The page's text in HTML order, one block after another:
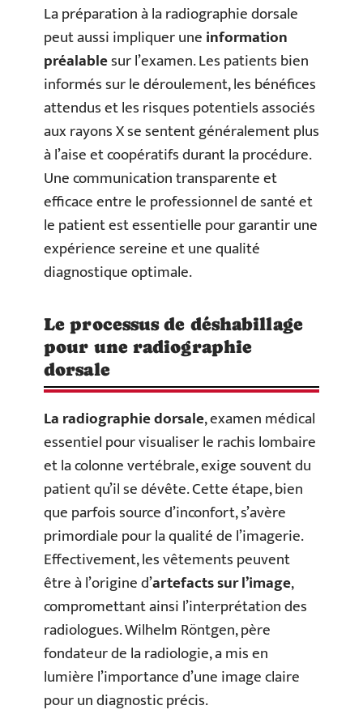
La préparation à la radiographie dorsale
peut aussi impliquer uneinformation
préalablesur l’examen. Les patients bien
informés sur le déroulement, les bénéfices
attendus et les risques potentiels associés
aux rayons X se sentent généralement plus
à l’aise et coopératifs durant la procédure.
Une communication transparente et
efficace entre le professionnel de santé et
le patient est essentielle pour garantir une
expérience sereine et une qualité
diagnostique optimale.
Le processus de déshabillage
pour une radiographie
dorsale
La radiographie dorsale, examen médical
essentiel pour visualiser le rachis lombaire
et la colonne vertébrale, exige souvent du
patient qu’il se dévête. Cette étape, bien
que parfois source d’inconfort, s’avère
primordiale pour la qualité de l’imagerie.
Effectivement, les vêtements peuvent
être à l’origine d’artefacts sur l’image,
compromettant ainsi l’interprétation des
radiologues. Wilhelm Röntgen, père
fondateur de la radiologie, a mis en
lumière l’importance d’une image claire
pour un diagnostic précis.